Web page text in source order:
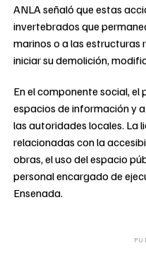
ANLA señaló que estas
invertebrados que
marinos o a las estructuras
iniciar su demolición,
En el componente social,
espacios de información y
las autoridades locales. La
relacionadas con la
obras, el uso del espacio
personal encargado de
Ensenada.